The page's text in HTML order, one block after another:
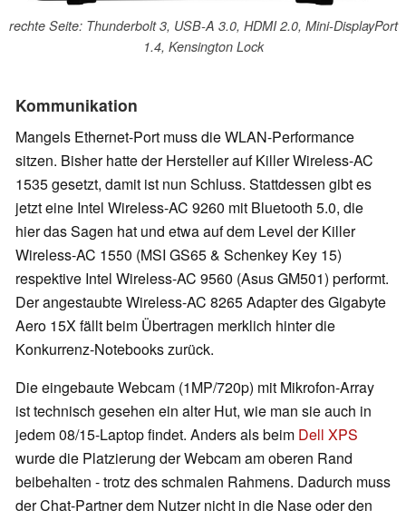
rechte Seite: Thunderbolt 3, USB-A 3.0, HDMI 2.0, Mini-DisplayPort
1.4, Kensington Lock
Kommunikation
Mangels Ethernet-Port muss die WLAN-Performance
sitzen. Bisher hatte der Hersteller auf Killer Wireless-AC
1535 gesetzt, damit ist nun Schluss. Stattdessen gibt es
jetzt eine Intel Wireless-AC 9260 mit Bluetooth 5.0, die
hier das Sagen hat und etwa auf dem Level der Killer
Wireless-AC 1550 (MSI GS65 & Schenkey Key 15)
respektive Intel Wireless-AC 9560 (Asus GM501) performt.
Der angestaubte Wireless-AC 8265 Adapter des Gigabyte
Aero 15X fällt beim Übertragen merklich hinter die
Konkurrenz-Notebooks zurück.
Die eingebaute Webcam (1MP/720p) mit Mikrofon-Array
ist technisch gesehen ein alter Hut, wie man sie auch in
jedem 08/15-Laptop findet. Anders als beim Dell XPS
wurde die Platzierung der Webcam am oberen Rand
beibehalten - trotz des schmalen Rahmens. Dadurch muss
der Chat-Partner dem Nutzer nicht in die Nase oder den